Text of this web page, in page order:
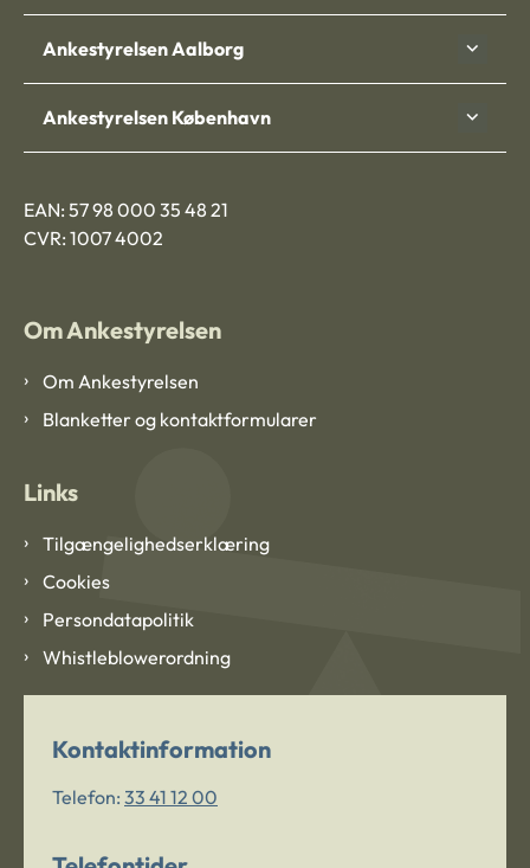
Ankestyrelsen Aalborg
Ankestyrelsen København
EAN: 57 98 000 35 48 21
CVR: 1007 4002
Om Ankestyrelsen
Om Ankestyrelsen
Blanketter og kontaktformularer
Links
Tilgængelighedserklæring
Cookies
Persondatapolitik
Whistleblowerordning
Kontaktinformation
Telefon: 33 41 12 00